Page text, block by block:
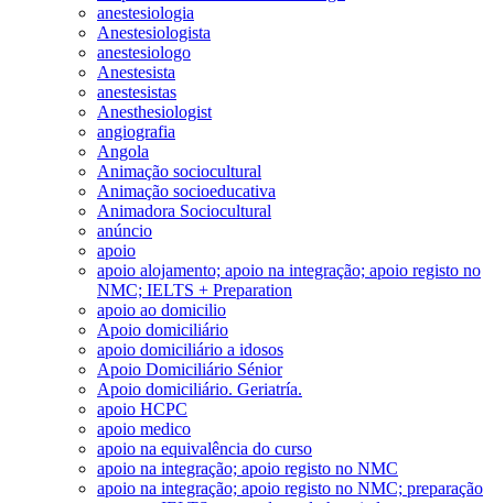
anestesiologia
Anestesiologista
anestesiologo
Anestesista
anestesistas
Anesthesiologist
angiografia
Angola
Animação sociocultural
Animação socioeducativa
Animadora Sociocultural
anúncio
apoio
apoio alojamento; apoio na integração; apoio registo no
NMC; IELTS + Preparation
apoio ao domicilio
Apoio domiciliário
apoio domiciliário a idosos
Apoio Domiciliário Sénior
Apoio domiciliário. Geriatría.
apoio HCPC
apoio medico
apoio na equivalência do curso
apoio na integração; apoio registo no NMC
apoio na integração; apoio registo no NMC; preparação